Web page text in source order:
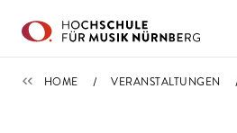
TERMINE
HOME VERANSTALTUNGEN